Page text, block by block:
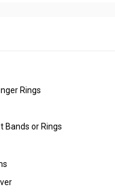
Rings
Bands or Rings